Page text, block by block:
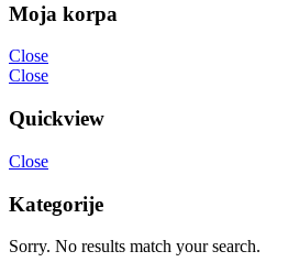
Moja korpa
Close
Close
Quickview
Close
Kategorije
Sorry. No results match your search.